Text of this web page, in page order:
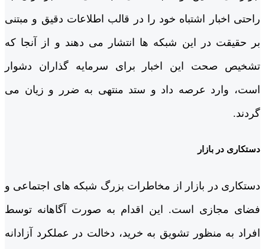
راحتی اخبار اشتباه خود را در قالب اطلاعات دقیق و مبتنی
بر حقیقت در این شبکه ها انتشار می دهند و از آن­جا که
تشخیص صحت این اخبار برای سرمایه گذاران دشوار
است، وارد عرصه داد و ستد منتهی به ضرر و زیان می
گردند.
دستکاری در بازار
دستکاری در بازار از مخاطرات بزرگ شبکه های اجتماعی و
فضای مجازی است. این اقدام به صورت آگاهانه توسط
افراد به منظور تشویق به خرید، دخالت در عملکرد آزادانه